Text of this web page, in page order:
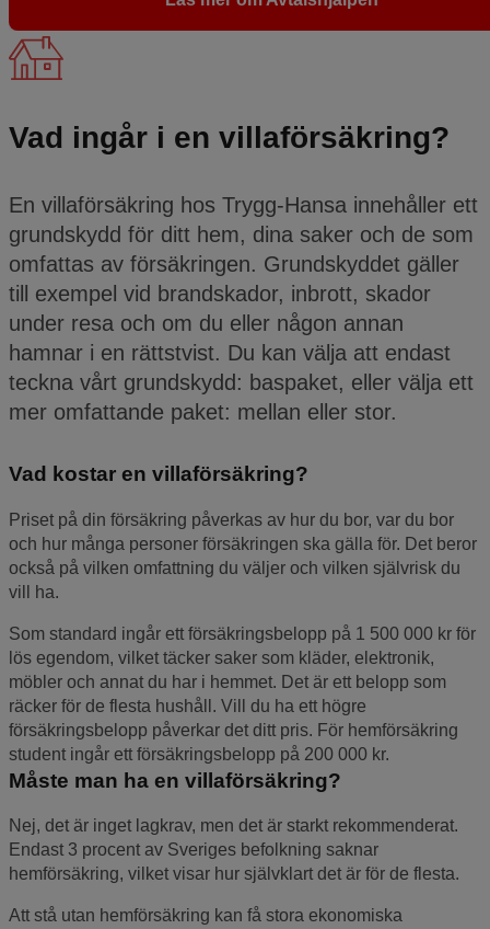
Vad ingår i en villaförsäkring?
En villaförsäkring hos Trygg-Hansa innehåller ett
grundskydd för ditt hem, dina saker och de som
omfattas av försäkringen. Grundskyddet gäller
till exempel vid brandskador, inbrott, skador
under resa och om du eller någon annan
hamnar i en rättstvist. Du kan välja att endast
teckna vårt grundskydd: baspaket, eller välja ett
mer omfattande paket: mellan eller stor.
Vad kostar en villaförsäkring?
Priset på din försäkring påverkas av hur du bor, var du bor
och hur många personer försäkringen ska gälla för. Det beror
också på vilken omfattning du väljer och vilken självrisk du
vill ha.
Som standard ingår ett försäkringsbelopp på 1 500 000 kr för
lös egendom, vilket täcker saker som kläder, elektronik,
möbler och annat du har i hemmet. Det är ett belopp som
räcker för de flesta hushåll. Vill du ha ett högre
försäkringsbelopp påverkar det ditt pris. För hemförsäkring
student ingår ett försäkringsbelopp på 200 000 kr.
Måste man ha en villaförsäkring?
Nej, det är inget lagkrav, men det är starkt rekommenderat.
Endast 3 procent av Sveriges befolkning saknar
hemförsäkring, vilket visar hur självklart det är för de flesta.
Att stå utan hemförsäkring kan få stora ekonomiska